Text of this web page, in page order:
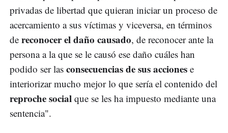
privadas de libertad que quieran iniciar un proceso de
acercamiento a sus víctimas y viceversa, en términos
de reconocer el daño causado, de reconocer ante la
persona a la que se le causó ese daño cuáles han
podido ser las consecuencias de sus acciones e
interiorizar mucho mejor lo que sería el contenido del
reproche social que se les ha impuesto mediante una
sentencia".